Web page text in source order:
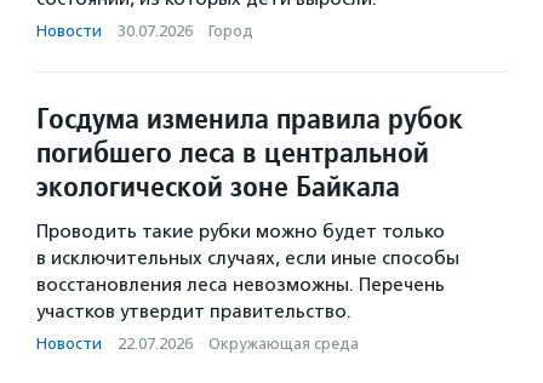
Новости · 30.07.2026 · Город
Госдума изменила правила рубок
погибшего леса в центральной
экологической зоне Байкала
Проводить такие рубки можно будет только
в исключительных случаях, если иные способы
восстановления леса невозможны. Перечень
участков утвердит правительство.
Новости · 22.07.2026 · Окружающая среда